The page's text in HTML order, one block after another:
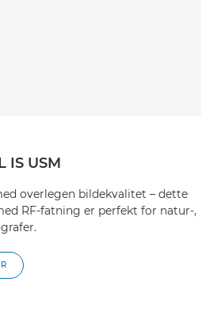
IS USM
overlegen bildekvalitet – dette
RF-fatning er perfekt for natur-,